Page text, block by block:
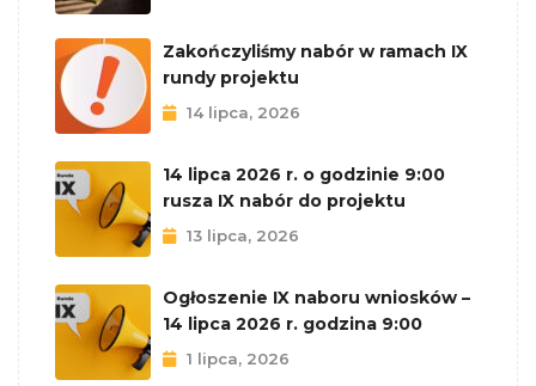
Zakończyliśmy nabór w ramach IX
rundy projektu
14 lipca, 2026
14 lipca 2026 r. o godzinie 9:00
rusza IX nabór do projektu
13 lipca, 2026
Ogłoszenie IX naboru wniosków –
14 lipca 2026 r. godzina 9:00
1 lipca, 2026